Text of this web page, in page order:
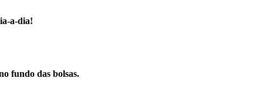
a-dia!
fundo das bolsas.